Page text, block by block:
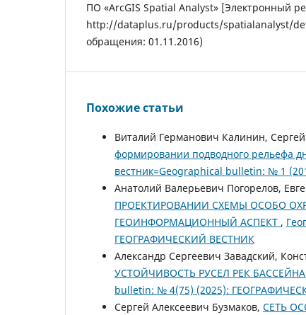
ПО «ArcGIS Spatial Analyst» [Электронный
http://dataplus.ru/products/spatialanalyst/
обращения: 01.11.2016)
Похожие статьи
Виталий Германович Калинин,
формировании подводного рельефа
вестник=Geographical bulletin: № 1
Анатолий Валерьевич Погорелов,
ПРОЕКТИРОВАНИИ СХЕМЫ ОСОБО
ГЕОИНФОРМАЦИОННЫЙ АСПЕКТ ,
ГЕОГРАФИЧЕСКИЙ ВЕСТНИК
Александр Сергеевич Завадский,
УСТОЙЧИВОСТЬ РУСЕЛ РЕК
bulletin: № 4(75) (2025):
Сергей Алексеевич Бузмаков, СЕТЬ